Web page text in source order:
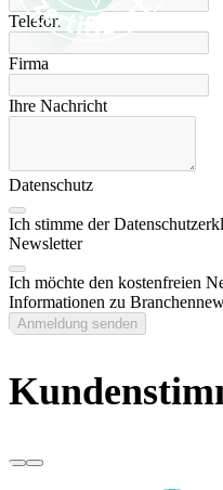
Telefon
Firma
Ihre Nachricht
Datenschutz
Ich stimme der
Newsletter
Ich möchte den kostenfreien
Informationen zu
Anmeldung senden